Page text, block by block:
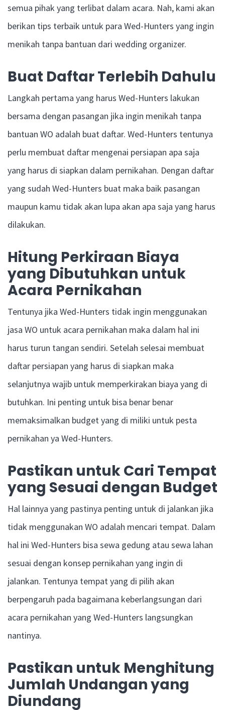
semua pihak yang terlibat dalam acara. Nah, kami akan
berikan tips terbaik untuk para Wed-Hunters yang ingin
menikah tanpa bantuan dari wedding organizer.
Buat Daftar Terlebih Dahulu
Langkah pertama yang harus Wed-Hunters lakukan
bersama dengan pasangan jika ingin menikah tanpa
bantuan WO adalah buat daftar. Wed-Hunters tentunya
perlu membuat daftar mengenai persiapan apa saja
yang harus di siapkan dalam pernikahan. Dengan daftar
yang sudah Wed-Hunters buat maka baik pasangan
maupun kamu tidak akan lupa akan apa saja yang harus
dilakukan.
Hitung Perkiraan Biaya
yang Dibutuhkan untuk
Acara Pernikahan
Tentunya jika Wed-Hunters tidak ingin menggunakan
jasa WO untuk acara pernikahan maka dalam hal ini
harus turun tangan sendiri. Setelah selesai membuat
daftar persiapan yang harus di siapkan maka
selanjutnya wajib untuk memperkirakan biaya yang di
butuhkan. Ini penting untuk bisa benar benar
memaksimalkan budget yang di miliki untuk pesta
pernikahan ya Wed-Hunters.
Pastikan untuk Cari Tempat
yang Sesuai dengan Budget
Hal lainnya yang pastinya penting untuk di jalankan jika
tidak menggunakan WO adalah mencari tempat. Dalam
hal ini Wed-Hunters bisa sewa gedung atau sewa lahan
sesuai dengan konsep pernikahan yang ingin di
jalankan. Tentunya tempat yang di pilih akan
berpengaruh pada bagaimana keberlangsungan dari
acara pernikahan yang Wed-Hunters langsungkan
nantinya.
Pastikan untuk Menghitung
Jumlah Undangan yang
Diundang